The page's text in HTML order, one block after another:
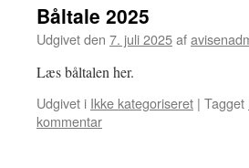
Båltale 2025
Udgivet den 7. juli 2025af
Læs båltalen her.
Udgivet i Ikke kategoriseret | Tagget
kommentar